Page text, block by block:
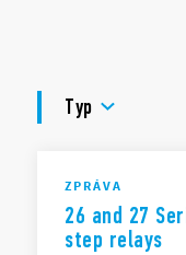
Typ
ZPRÁVA
26 and 27
step relays